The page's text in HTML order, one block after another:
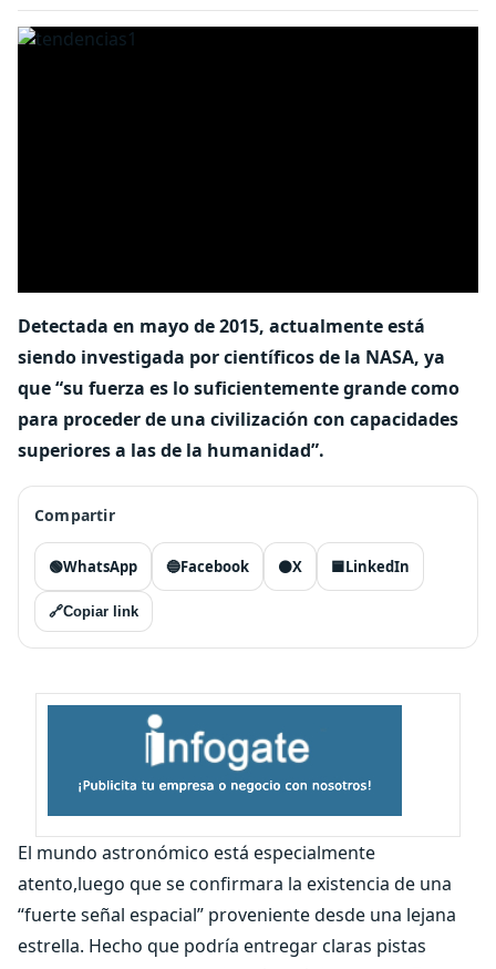
Detectada en mayo de 2015, actualmente está
siendo investigada por científicos de la NASA, ya
que “su fuerza es lo suficientemente grande como
para proceder de una civilización con capacidades
superiores a las de la humanidad”.
Compartir
🟢WhatsApp 🔵Facebook ⚫X 🟦LinkedIn
🔗Copiar link
El mundo astronómico está especialmente
atento,luego que se confirmara la existencia de una
“fuerte señal espacial” proveniente desde una lejana
estrella. Hecho que podría entregar claras pistas